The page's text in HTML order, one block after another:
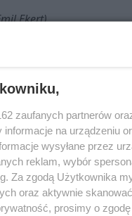
Ekert)
zaufanych partnerów
informacje na urządzeniu
wysyłane przez
reklam, wybór
Za zgodą Użytkownika
oraz aktywnie
prosimy o